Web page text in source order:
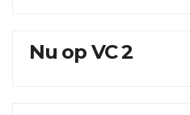
Nu op VC 2